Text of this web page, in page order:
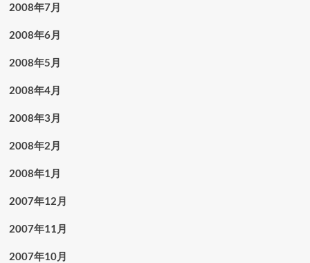
2008年7月
2008年6月
2008年5月
2008年4月
2008年3月
2008年2月
2008年1月
2007年12月
2007年11月
2007年10月